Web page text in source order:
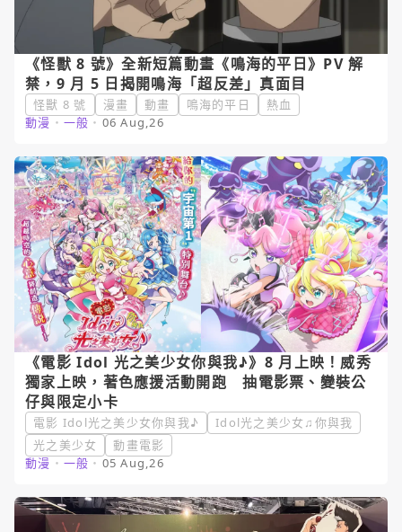
《怪獸 8 號》全新短篇動畫《鳴海的平日》PV 解
禁，9 月 5 日揭開鳴海「超反差」真面目
怪獸 8 號 漫畫 動畫 鳴海的平日
熱血
動漫 ・ 一般 ・ 06 Aug,26
《電影 Idol 光之美少女你與我♪》8 月上映！威秀
獨家上映，著色應援活動開跑 抽電影票、變裝公
仔與限定小卡
電影 Idol光之美少女你與我♪
Idol光之美少女♫你與我
光之美少女
動畫電影
動漫 ・ 一般 ・ 05 Aug,26